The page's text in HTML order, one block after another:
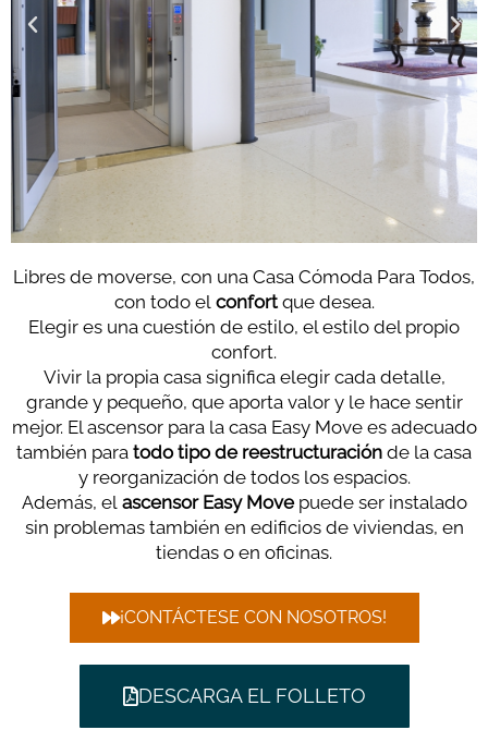
Libres de moverse, con una Casa Cómoda Para Todos,
con todo el confortque desea.
Elegir es una cuestión de estilo, el estilo del propio
confort.
Vivir la propia casa significa elegir cada detalle,
grande y pequeño, que aporta valor y le hace sentir
mejor. El ascensor para la casa Easy Move es adecuado
también para todo tipo de reestructuración de la casa
y reorganización de todos los espacios.
Además, el ascensor Easy Movepuede ser instalado
sin problemas también en edificios de viviendas, en
tiendas o en oficinas.
¡CONTÁCTESE CON NOSOTROS!
DESCARGA EL FOLLETO